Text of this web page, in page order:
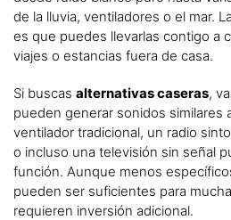
de la lluvia, ventiladores o el mar.
es que puedes llevarlas contigo a
viajes o estancias fuera de casa.
Si buscas alternativas caseras,
pueden generar sonidos similares
ventilador tradicional, un radio
o incluso una televisión sin señal
función. Aunque menos
pueden ser suficientes para
requieren inversión adicional.